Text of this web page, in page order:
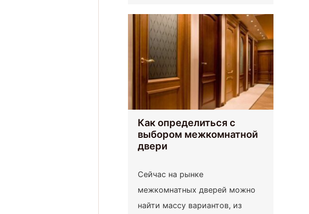
Как определиться с
выбором межкомнатной
двери
Сейчас на рынке
межкомнатных дверей можно
найти массу вариантов, из